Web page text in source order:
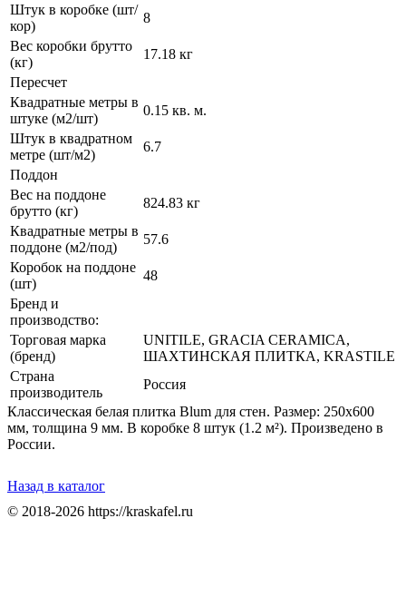
Штук в коробке (шт/
кор)
8
Вес коробки брутто
(кг)
17.18 кг
Пересчет
Квадратные метры в
штуке (м2/шт)
0.15 кв. м.
Штук в квадратном
метре (шт/м2)
6.7
Поддон
Вес на поддоне
брутто (кг)
824.83 кг
Квадратные метры в
поддоне (м2/под)
57.6
Коробок на поддоне
(шт)
48
Бренд и
производство:
Торговая марка
(бренд)
UNITILE, GRACIA CERAMICA,
ШАХТИНСКАЯ ПЛИТКА, KRASTILE
Страна
производитель
Россия
Классическая белая плитка Blum для стен. Размер: 250x600
мм, толщина 9 мм. В коробке 8 штук (1.2 м²). Произведено в
России.
Назад в каталог
© 2018-2026 https://kraskafel.ru